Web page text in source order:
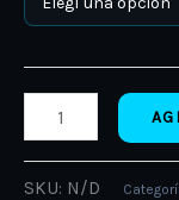
SKU: N/D